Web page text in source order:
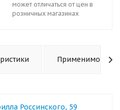
может отличаться от цен в
розничных магазинах
Применимость
Россинского, 59